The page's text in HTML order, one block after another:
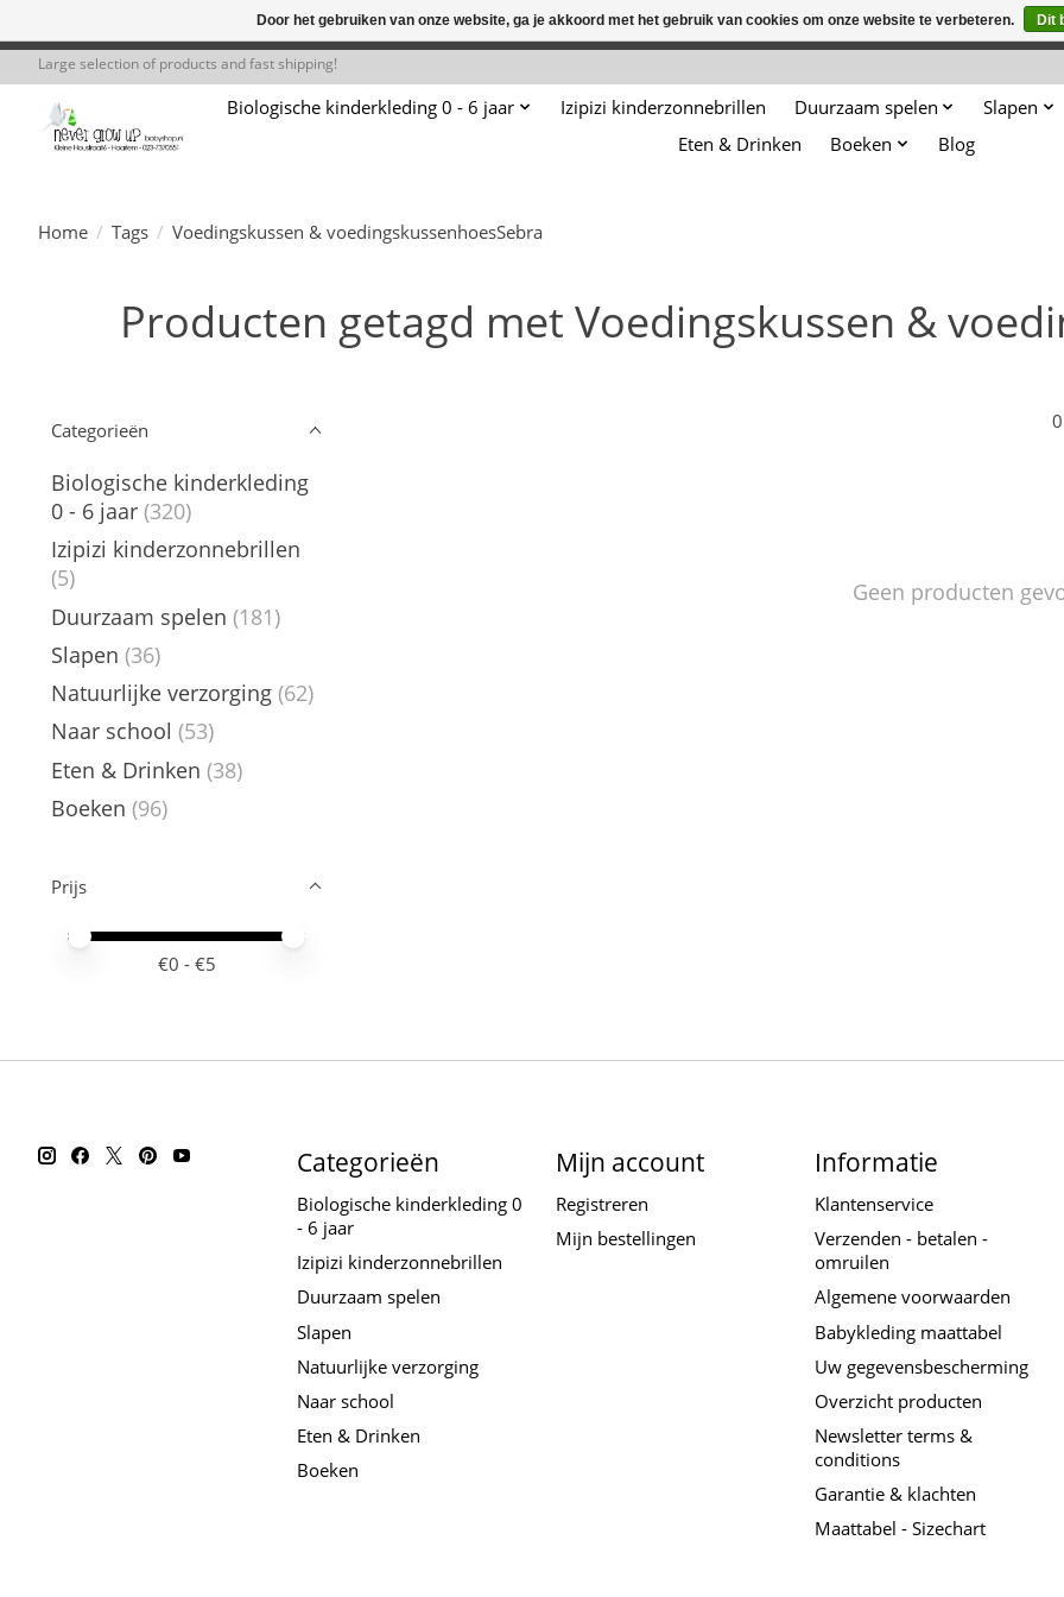
Large selection of products and fast shipping!
Biologische kinderkleding 0 - 6 jaar Izipizi kinderzonnebrillen Duurzaam spelen Slapen
Eten & Drinken
Boeken Blog
Home / Tags / Voedingskussen & voedingskussenhoesSebra
Producten getagd met Voedingskussen &
Categorieën
Biologische kinderkleding
0 - 6 jaar (320)
Izipizi kinderzonnebrillen
(5)
Duurzaam spelen (181)
Slapen (36)
Natuurlijke verzorging (62)
Naar school (53)
Eten & Drinken (38)
Boeken (96)
Prijs
Minimale prijswaarde
Price maximum value
€0 - €5
Geen producten
Categorieën
Biologische kinderkleding 0
- 6 jaar
Izipizi kinderzonnebrillen
Duurzaam spelen
Slapen
Natuurlijke verzorging
Naar school
Eten & Drinken
Boeken
Mijn account
Registreren
Mijn bestellingen
Informatie
Klantenservice
Verzenden - betalen -
omruilen
Algemene voorwaarden
Babykleding maattabel
Uw gegevensbescherming
Overzicht producten
Newsletter terms &
conditions
Garantie & klachten
Maattabel - Sizechart
Door het gebruiken van onze website, ga je akkoord met het gebruik van cookies om onze website te verbeteren. Dit
← Keer terug naar de backofficeDeze winkel is in aanbouw. Eventueel geplaatste orders zullen niet